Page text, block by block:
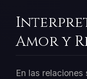
Amor y
En las